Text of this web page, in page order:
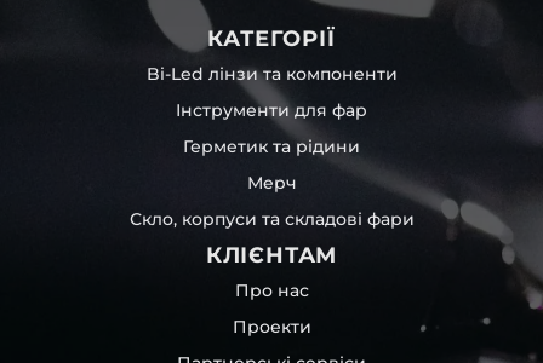
Фотографії скла і корпусів, розміщені на сайті –
автентичні та унікальні. Зроблені за допомогою
професійного обладнання у нашому офісі та оптовому
складі в Києві. З метою захисту від недозволеного
копіювання – на всіх фотографіях розміщений водяний
знак із нашим логотипом – для швидкої ідентифікації.
Без письмового дозволу заборонено використовувати
будь-які фотографії з нашого веб-сайту.
Можна придбати окремо як одне скло чи корпус,
так і пару чи комплект. Кожну одиницю товару наші
співробітники на складі ретельно перевіряють та
дбайливо запаковують спочатку у декілька шарів
захисної стрейч-плівки, потім у додаткову плівку з
повітрям – і все це повноцінно захищає скло фари під
час перевезення та цілком прибирає вірогідність
КАТЕГОРІЇ
Bi-Led лінзи та компоненти
Інструменти для фар
Герметик та рідини
Мерч
Скло, корпуси та складові фари
КЛІЄНТАМ
Про нас
Проекти